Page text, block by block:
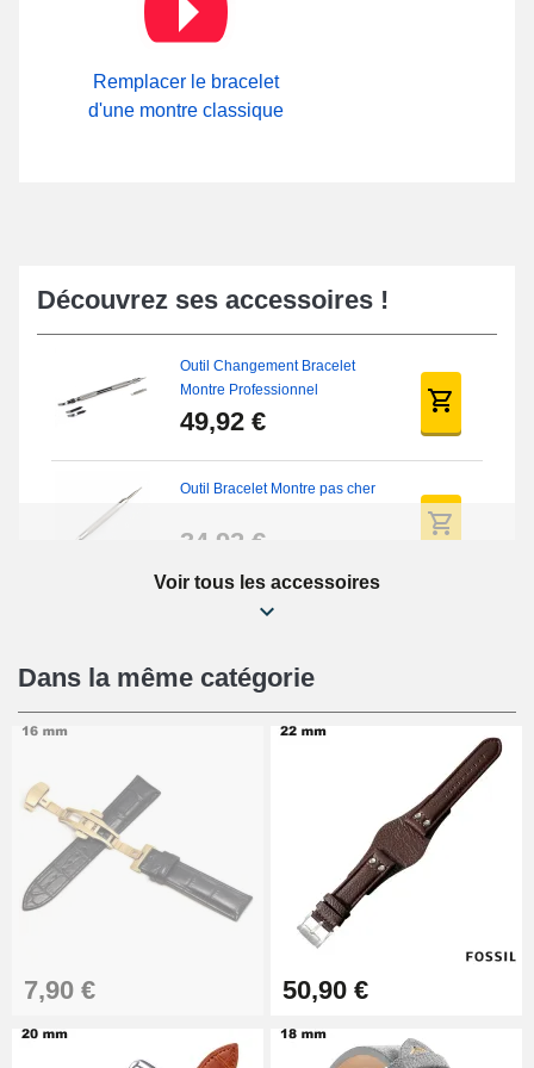
la montre. Dans la sous-catégorie
boutique, inspectez les différents fermoirs à disposition.
Remplacer le bracelet
d'une montre classique
Découvrez ses accessoires !
Outil Changement Bracelet
Montre Professionnel
49,92 €
Outil Bracelet Montre pas cher
34,92 €
Kit Réparation Montre Débutant
16,90 €
Pied à Coulisse Numérique
Pince à Poinçonner (pince trou)
57,42 €
Pince Trou pour Bracelet de
Voir tous les accessoires
Dans la même catégorie
7,90 € 50,90 €